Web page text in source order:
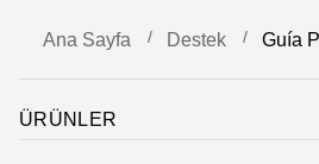
Ana Sayfa Destek Guía
ÜRÜNLER